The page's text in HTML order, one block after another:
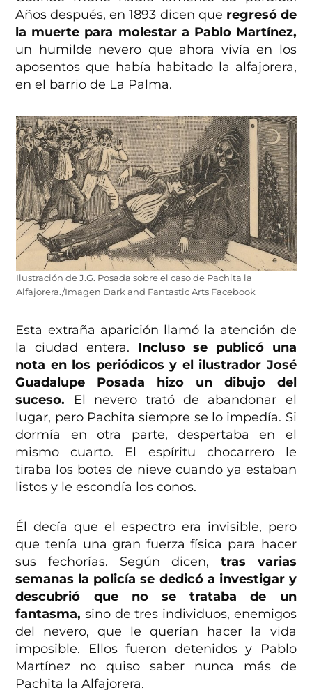
Años después, en 1893 dicen que regresó de
la muerte para molestar a Pablo Martínez,
un humilde nevero que ahora vivía en los
aposentos que había habitado la alfajorera,
en el barrio de La Palma.
Ilustración de J.G. Posada sobre el caso de Pachita la
Alfajorera./Imagen Dark and Fantastic Arts Facebook
Esta extraña aparición llamó la atención de
la ciudad entera. Incluso se publicó una
nota en los periódicos y el ilustrador José
Guadalupe Posada hizo un dibujo del
suceso. El nevero trató de abandonar el
lugar, pero Pachita siempre se lo impedía. Si
dormía en otra parte, despertaba en el
mismo cuarto. El espíritu chocarrero le
tiraba los botes de nieve cuando ya estaban
listos y le escondía los conos.
Él decía que el espectro era invisible, pero
que tenía una gran fuerza física para hacer
sus fechorías. Según dicen, tras varias
semanas la policía se dedicó a investigar y
descubrió que no se trataba de un
fantasma, sino de tres individuos, enemigos
del nevero, que le querían hacer la vida
imposible. Ellos fueron detenidos y Pablo
Martínez no quiso saber nunca más de
Pachita la Alfajorera.